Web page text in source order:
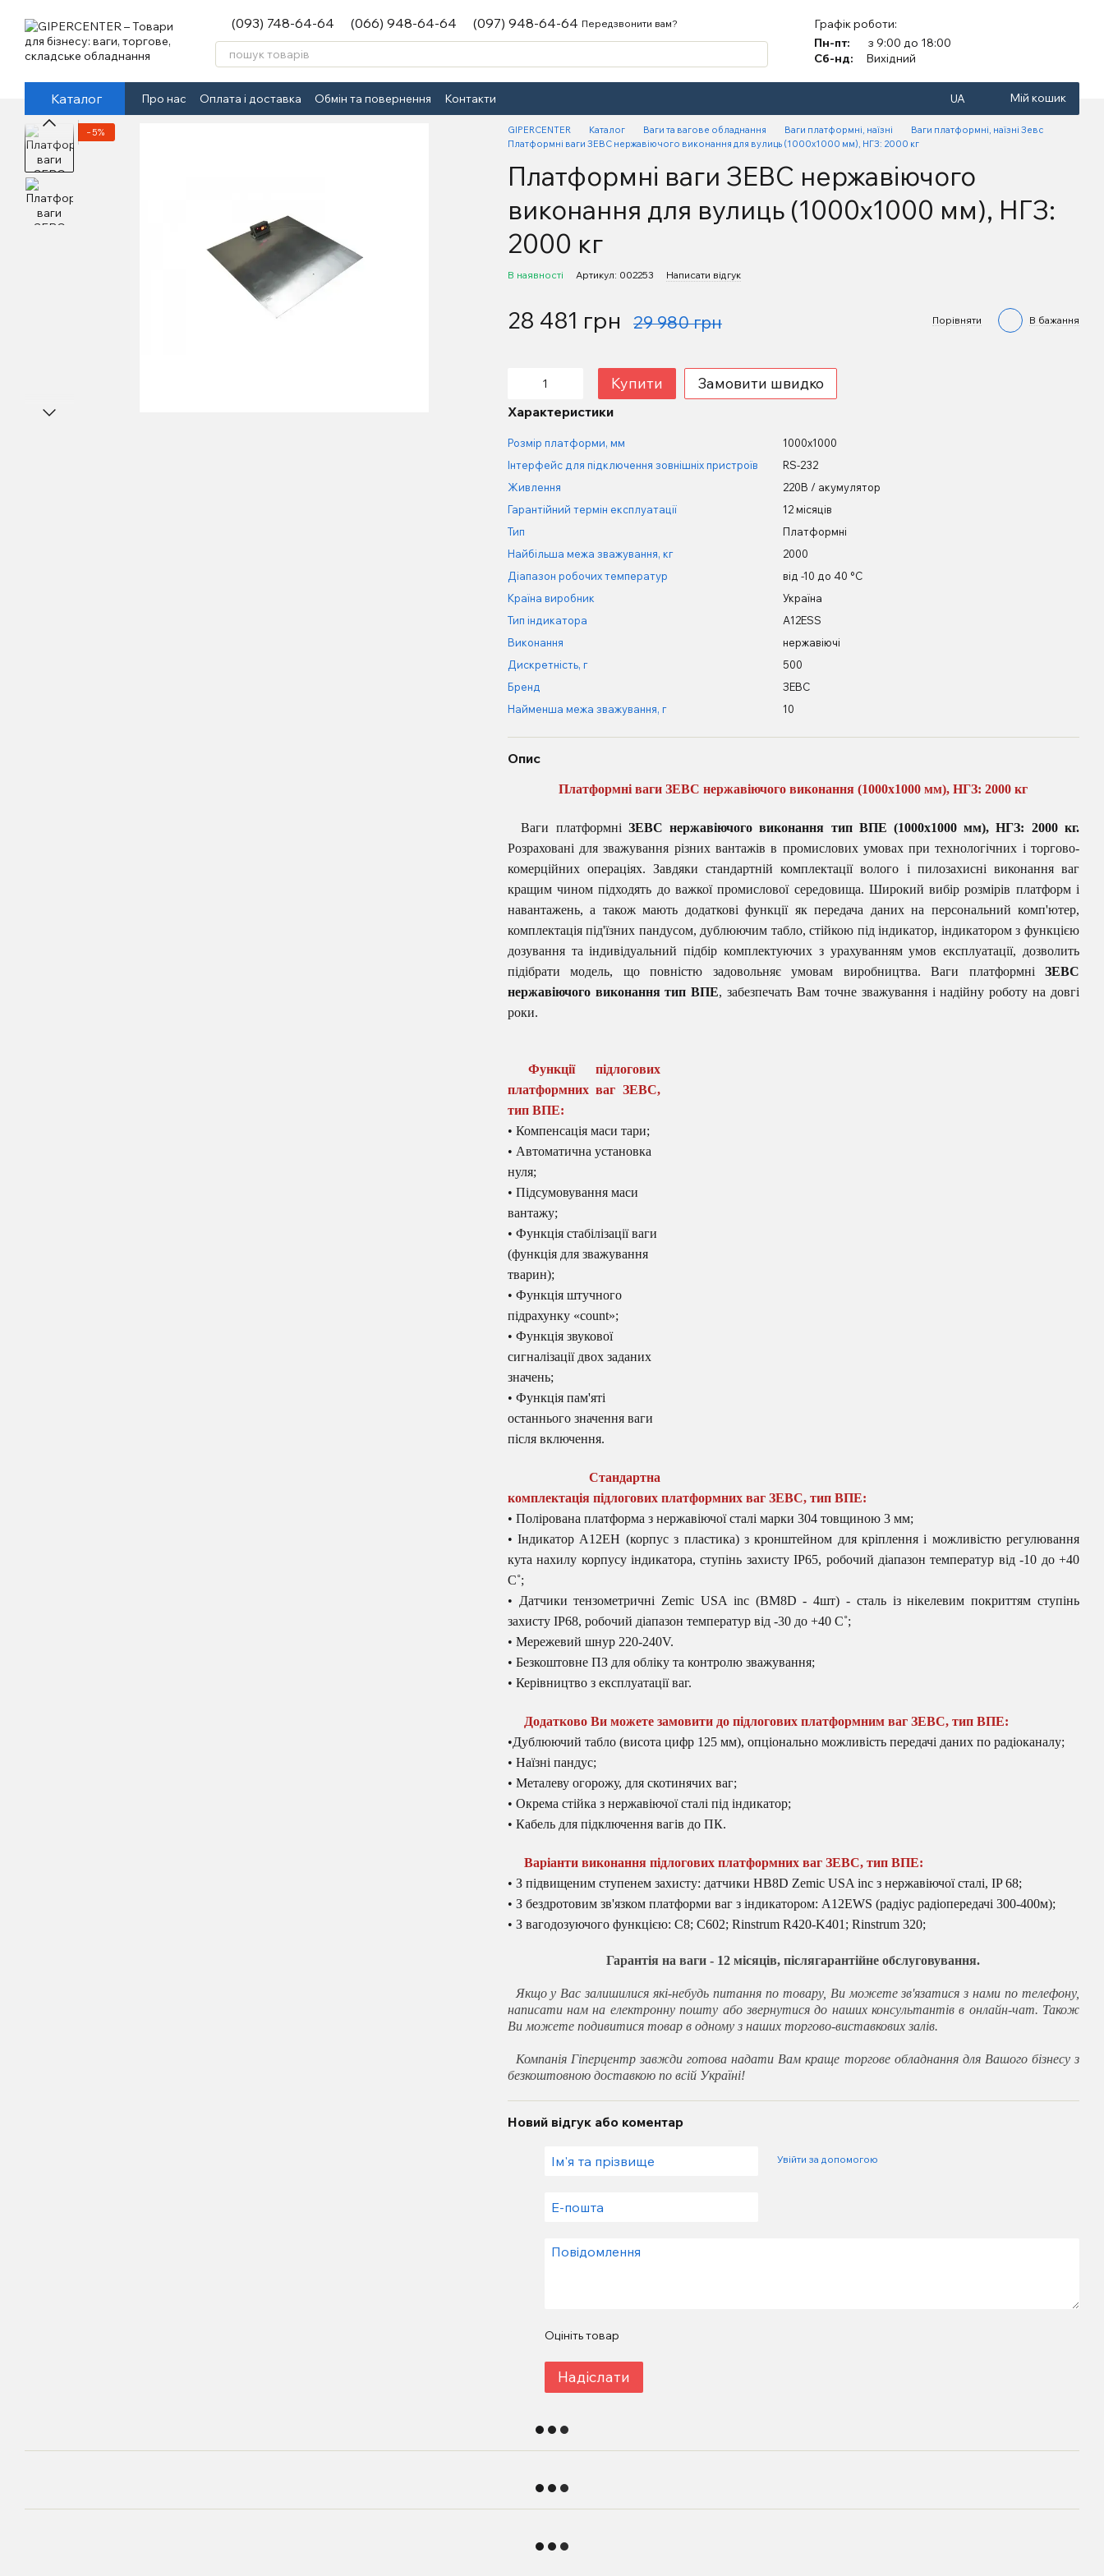
(093) 748-64-64 (066) 948-64-64 (097) 948-64-64 Передзвонити вам?
Графік роботи:
Пн-пт:
з 9:00 до 18:00
Сб-нд:
Вихідний
Каталог Про нас Оплата і доставка Обмін та повернення Контакти UA Мій кошик
−5% GIPERCENTER Каталог Ваги та вагове обладнання Ваги платформні, наїзні
Ваги платформні, наїзні Зевс
Платформні ваги ЗЕВС нержавіючого виконання для вулиць (1000х1000 мм), НГЗ: 2000 кг
Платформні ваги ЗЕВС нержавіючого
виконання для вулиць (1000х1000 мм), НГЗ:
2000 кг
В наявності Артикул: 002253 Написати відгук
28 481 грн 29 980 грн Порівняти В бажання
Купити Замовити швидко
Характеристики
Розмір платформи, мм
1000х1000
Інтерфейс для підключення зовнішніх пристроїв
RS-232
Живлення
220В / акумулятор
Гарантійний термін експлуатації
12 місяців
Тип
Платформні
Найбільша межа зважування, кг
2000
Діапазон робочих температур
від -10 до 40 °С
Країна виробник
Україна
Тип індикатора
А12ESS
Виконання
нержавіючі
Дискретність, г
500
Бренд
ЗЕВС
Найменша межа зважування, г
10
Опис
Платформні ваги ЗЕВС нержавіючого виконання (1000х1000 мм), НГЗ: 2000 кг
Ваги платформні ЗЕВС нержавіючого виконання тип ВПЕ (1000х1000 мм), НГЗ: 2000 кг.
Розраховані для зважування різних вантажів в промислових умовах при технологічних і торгово-
комерційних операціях. Завдяки стандартній комплектації волого і пилозахисні виконання ваг
кращим чином підходять до важкої промислової середовища. Широкий вибір розмірів платформ і
навантажень, а також мають додаткові функції як передача даних на персональний комп'ютер,
комплектація під'їзних пандусом, дублюючим табло, стійкою під індикатор, індикатором з функцією
дозування та індивідуальний підбір комплектуючих з урахуванням умов експлуатації, дозволить
підібрати модель, що повністю задовольняє умовам виробництва. Ваги платформні ЗЕВС
нержавіючого виконання тип ВПЕ, забезпечать Вам точне зважування і надійну роботу на довгі
роки.
Функції підлогових
платформних ваг ЗЕВС,
тип ВПЕ:
• Компенсація маси тари;
• Автоматична установка
нуля;
• Підсумовування маси
вантажу;
• Функція стабілізації ваги
(функція для зважування
тварин);
• Функція штучного
підрахунку «count»;
• Функція звукової
сигналізації двох заданих
значень;
• Функція пам'яті
останнього значення ваги
після включення.
Стандартна
комплектація підлогових платформних ваг ЗЕВС, тип ВПЕ:
• Полірована платформа з нержавіючої сталі марки 304 товщиною 3 мм;
• Індикатор A12EH (корпус з пластика) з кронштейном для кріплення і можливістю регулювання
кута нахилу корпусу індикатора, ступінь захисту IP65, робочий діапазон температур від -10 до +40
С˚;
• Датчики тензометричні Zemic USA inc (BM8D - 4шт) - сталь із нікелевим покриттям ступінь
захисту IP68, робочий діапазон температур від -30 до +40 С˚;
• Мережевий шнур 220-240V.
• Безкоштовне ПЗ для обліку та контролю зважування;
• Керівництво з експлуатації ваг.
Додатково Ви можете замовити до підлогових платформним ваг ЗЕВС, тип ВПЕ:
•Дублюючий табло (висота цифр 125 мм), опціонально можливість передачі даних по радіоканалу;
• Наїзні пандус;
• Металеву огорожу, для скотинячих ваг;
• Окрема стійка з нержавіючої сталі під індикатор;
• Кабель для підключення вагів до ПК.
Варіанти виконання підлогових платформних ваг ЗЕВС, тип ВПЕ:
• З підвищеним ступенем захисту: датчики HB8D Zemic USA inc з нержавіючої сталі, IP 68;
• З бездротовим зв'язком платформи ваг з індикатором: A12EWS (радіус радіопередачі 300-400м);
• З вагодозуючого функцією: С8; С602; Rinstrum R420-K401; Rinstrum 320;
Гарантія на ваги - 12 місяців, післягарантійне обслуговування.
Якщо у Вас залишилися які-небудь питання по товару, Ви можете зв'язатися з нами по телефону,
написати нам на електронну пошту або звернутися до наших консультантів в онлайн-чат. Також
Ви можете подивитися товар в одному з наших торгово-виставкових залів.
Компанія Гіперцентр завжди готова надати Вам краще торгове обладнання для Вашого бізнесу з
безкоштовною доставкою по всій Україні!
Новий відгук або коментар
Увійти за допомогою
Оцініть товар
Надіслати